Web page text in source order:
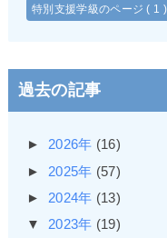
特別支援学級のページ( 1 )
過去の記事
► 2026年 (16)
► 2025年 (57)
► 2024年 (13)
▼ 2023年 (19)